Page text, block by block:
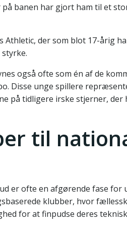
banen har gjort ham til et
Athletic, der som blot 17-årig
også ofte som én af de
Disse unge spillere
på tidligere irske stjerner, der
til
er ofte en afgørende fase for
klubber, hvor
for at finpudse deres